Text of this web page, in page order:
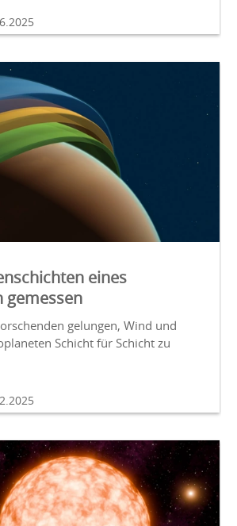
eines
gemessen
gelungen, Wind und
Schicht für Schicht zu